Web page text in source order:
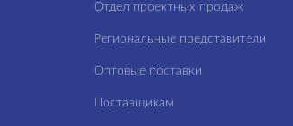
Отдел проектных продаж
Региональные представители
Оптовые поставки
Поставщикам